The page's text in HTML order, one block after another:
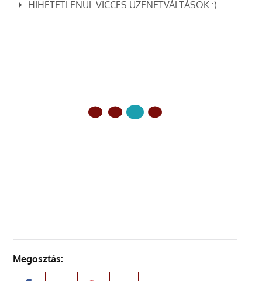
HIHETETLENÜL VICCES ÜZENETVÁLTÁSOK :)
Megosztás: